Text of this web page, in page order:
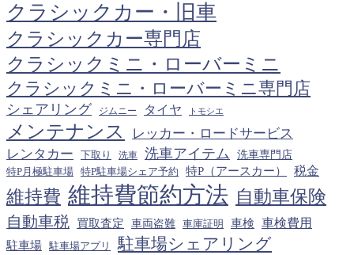
クラシックカー・旧車
クラシックカー専門店
クラシックミニ・ローバーミニ
クラシックミニ・ローバーミニ専門店
シェアリング ジムニー タイヤ トモシエ
メンテナンス
レッカー・ロードサービス
レンタカー
下取り 洗車 洗車アイテム
洗車専門店
特P月極駐車場
特P駐車場シェア予約 特P（アースカー） 税金
維持費 維持費節約方法 自動車保険
自動車税 買取査定 車両盗難 車庫証明 車検 車検費用
駐車場 駐車場アプリ 駐車場シェアリング